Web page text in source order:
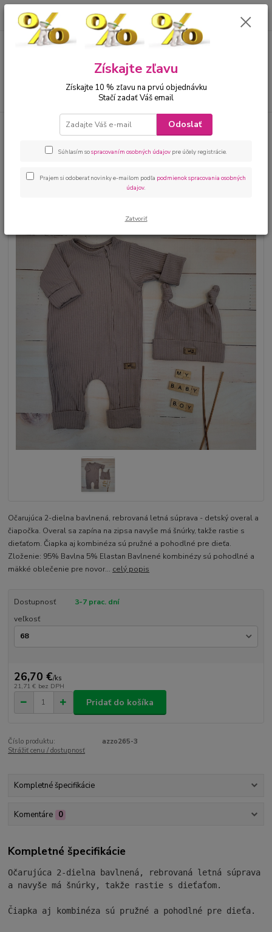
00421 905 612848 za0 €
Kojenecké oblečenie sety
Kojenecká súprava overal a
Kojenecká súprava overal a
čiapočka modrá
Očarujúca 2-dielna bavlnená, rebrovaná letná súprava - detský overal a
čiapočka. Overal sa zapína na zipsa navyše má šnúrky, takže rastie s
dieťaťom. Čiapka aj kombinéza sú pružné a pohodlné pre dieťa.
Zloženie: 95% Bavlna 5% Elastan Bavlnené kombinézy sú pohodlné a
mäkké oblečenie pre novor... celý popis
Dostupnosť
3-7 prac. dní
veľkosť
26,70 €/ks
21,71 € bez DPH
Pridať do košíka
Číslo produktu:
azzo265-3
Strážiť cenu / dostupnosť
Kompletné špecifikácie
Komentáre 0
Kompletné špecifikácie
Očarujúca 2-dielna bavlnená, rebrovaná letná
a navyše má šnúrky, takže rastie s dieťaťom.
Čiapka aj kombinéza sú pružné a pohodlné pre dieťa.
Získajte zľavu
Získajte 10 % zľavu na prvú objednávku
Stačí zadať Váš email
Odoslať
Súhlasím sospracovaním osobných údajov pre účely registrácie.
Prajem si odoberať novinky e-mailom podľa podmienok spracovania osobných
údajov.
Zatvoriť